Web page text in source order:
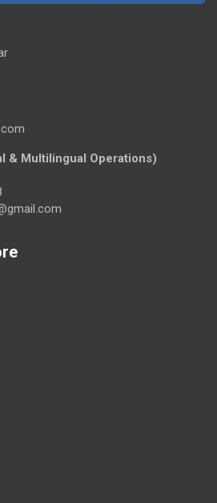
& Multilingual Operations)